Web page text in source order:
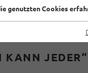
KANN JEDER“
genutzten Cookies